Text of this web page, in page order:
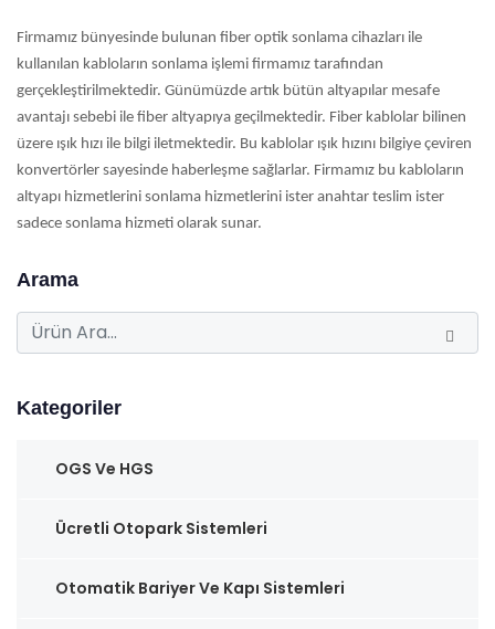
Firmamız bünyesinde bulunan fiber optik sonlama cihazları ile
kullanılan kabloların sonlama işlemi firmamız tarafından
gerçekleştirilmektedir. Günümüzde artık bütün altyapılar mesafe
avantajı sebebi ile fiber altyapıya geçilmektedir. Fiber kablolar bilinen
üzere ışık hızı ile bilgi iletmektedir. Bu kablolar ışık hızını bilgiye çeviren
konvertörler sayesinde haberleşme sağlarlar. Firmamız bu kabloların
altyapı hizmetlerini sonlama hizmetlerini ister anahtar teslim ister
sadece sonlama hizmeti olarak sunar.
Arama
Kategoriler
OGS Ve HGS
Ücretli Otopark Sistemleri
Otomatik Bariyer Ve Kapı Sistemleri